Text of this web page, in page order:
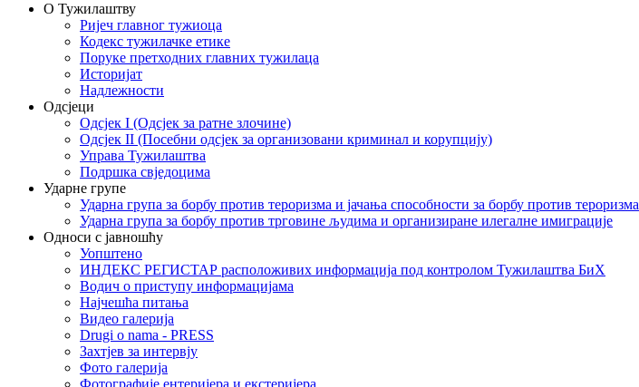
О Тужилаштву
Ријеч главног тужиоца
Кодекс тужилачке етике
Поруке претходних главних тужилаца
Историјат
Надлежности
Одсјеци
Одсјек I (Одсјек за ратне злочине)
Одсјек II (Посебни одсјек за организовани криминал и корупцију)
Управа Тужилаштва
Подршка свједоцима
Ударне групе
Ударна група за борбу против тероризма и јачања способности за борбу против тероризма
Ударна група за борбу против трговине људима и организиране илегалне имиграције
Односи с јавношћу
Уопштено
ИНДЕКС РЕГИСТАР расположивих информација под контролом Тужилаштва БиХ
Водич о приступу информацијама
Најчешћа питања
Видео галерија
Drugi o nama - PRESS
Захтјев за интервју
Фото галерија